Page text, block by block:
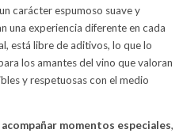
carácter espumoso suave y
una experiencia diferente en cada
está libre de aditivos, lo que lo
los amantes del vino que valoran
y respetuosas con el medio
momentos especiales,